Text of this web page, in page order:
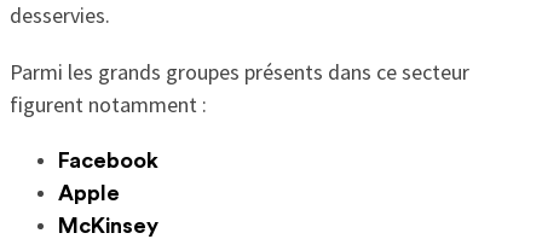
desservies.
Parmi les grands groupes présents dans ce secteur
figurent notamment :
Facebook
Apple
McKinsey